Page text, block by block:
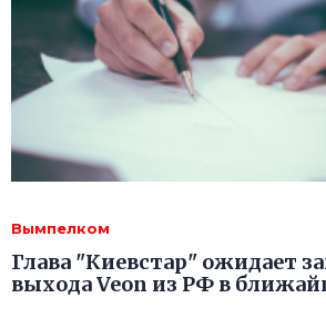
Вымпелком
Глава "Киевстар" ожидает
выхода Veon из РФ в